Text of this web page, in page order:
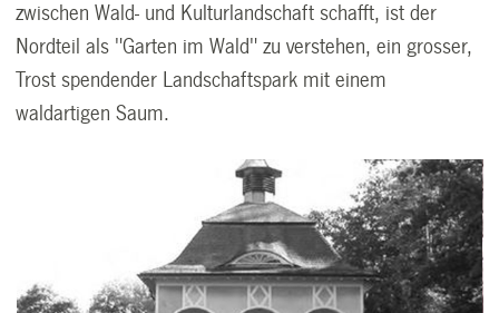
zwischen Wald- und Kulturlandschaft schafft, ist der
Nordteil als "Garten im Wald" zu verstehen, ein grosser,
Trost spendender Landschaftspark mit einem
waldartigen Saum.